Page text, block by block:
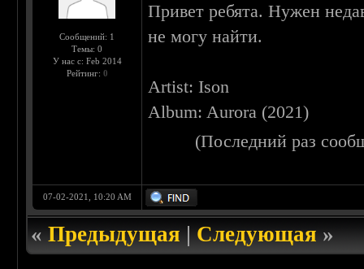
Сообщений: 1
Темы: 0
У нас с: Feb 2014
Рейтинг: 0
Привет ребята. Нужен
не могу найти.
Artist: Ison
Album: Aurora (2021)
(Последний раз
07-02-2021, 10:20 AM
«Предыдущая|Следующая»